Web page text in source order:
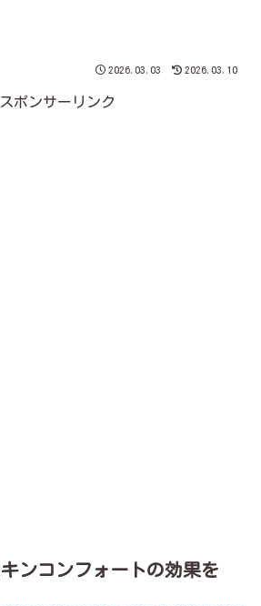
2026.03.03 2026.03.10
スポンサーリンク
ンコンフォートの効果を